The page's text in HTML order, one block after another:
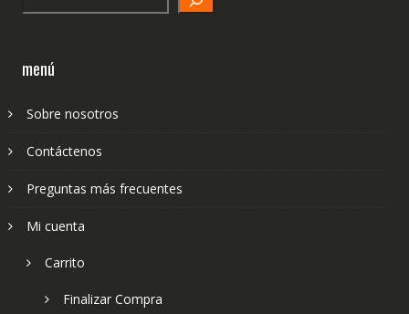
menú
Sobre nosotros
Contáctenos
Preguntas más frecuentes
Mi cuenta
Carrito
Finalizar Compra